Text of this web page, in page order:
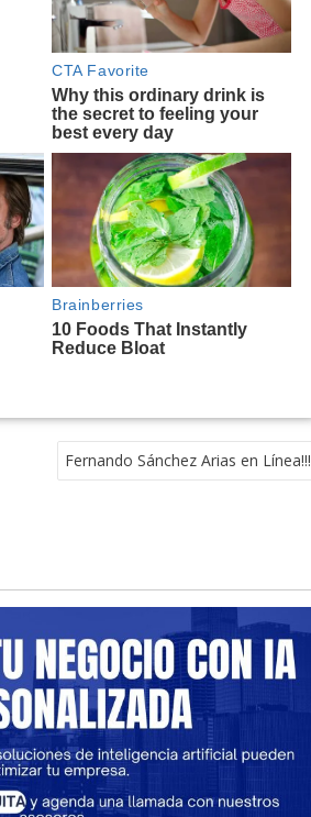
Fernando Sánchez Arias en Línea!!!